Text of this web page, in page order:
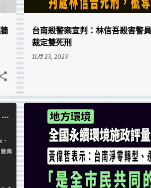
台南殺警案宣判：林信吾殺害警
裁定雙死刑
11月 23, 2023
台南在地的點點滴滴、回憶與趣圖